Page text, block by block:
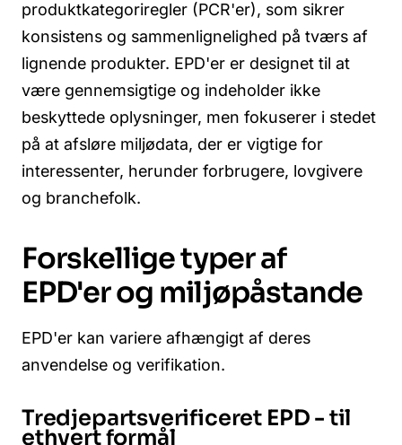
produktkategoriregler (PCR'er), som sikrer
konsistens og sammenlignelighed på tværs af
lignende produkter. EPD'er er designet til at
være gennemsigtige og indeholder ikke
beskyttede oplysninger, men fokuserer i stedet
på at afsløre miljødata, der er vigtige for
interessenter, herunder forbrugere, lovgivere
og branchefolk.
Forskellige typer af
EPD'er og miljøpåstande
EPD'er kan variere afhængigt af deres
anvendelse og verifikation.
Tredjepartsverificeret EPD - til
ethvert formål